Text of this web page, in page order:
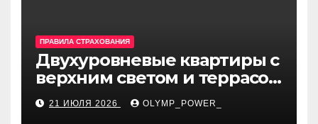
ПРАВИЛА СТРАХОВАНИЯ
Двухуровневые квартиры с
верхним светом и террасой
в готовом жилом
комплексе
21 ИЮЛЯ 2026 OLYMP_POWER_